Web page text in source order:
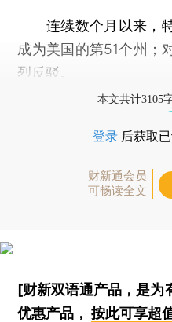
连续数个月以来，特
成为美国的第51个州；
烈反驳。
本文共计3105
登录 后获取
财新通会员
可畅读全文
[财新双语通产品，是为
优惠产品，按此可享超